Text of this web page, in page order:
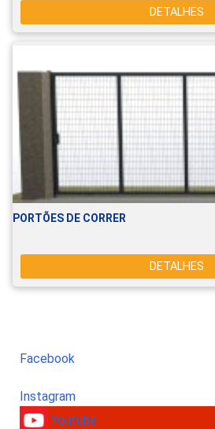
DETALHES
PORTÕES DE CORRER
DETALHES
Facebook
Instagram
Youtube